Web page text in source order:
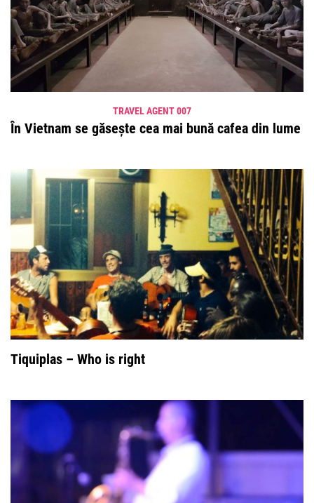
TRAVEL AGENT 007
În Vietnam se găsește cea mai bună cafea din lume
Tiquiplas – Who is right